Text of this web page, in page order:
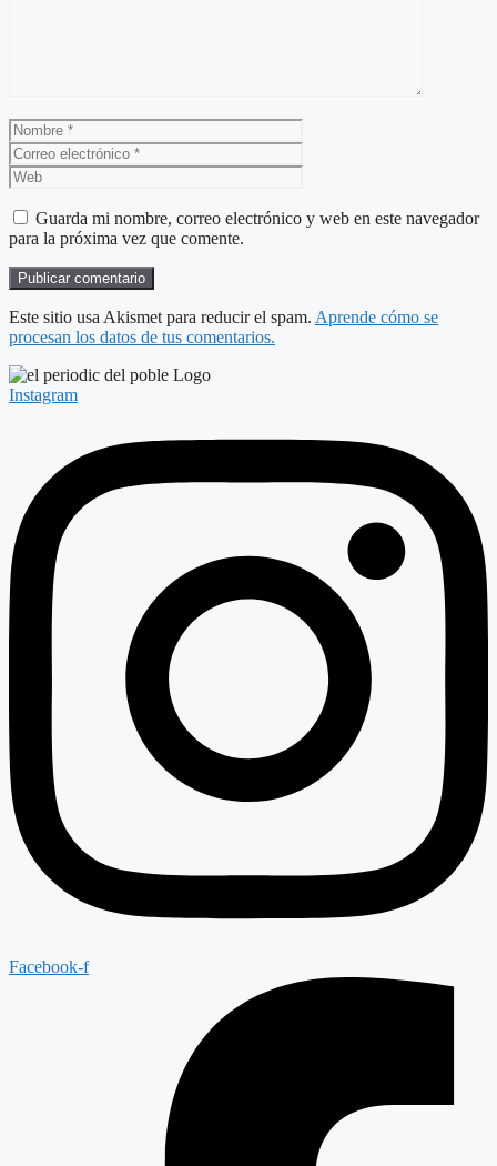
Nombre
electrónico
Guarda mi nombre, correo electrónico y web en este navegador
para la próxima vez que comente.
Este sitio usa Akismet para reducir el spam. Aprende cómo se
procesan los datos de tus comentarios.
Instagram
Facebook-f